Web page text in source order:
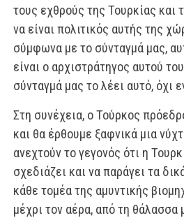
τους εχθρούς της Τουρκίας και
να είναι πολιτικός αυτής της
σύμφωνα με το σύνταγμά μας,
είναι ο αρχιστράτηγος αυτού
σύνταγμά μας το λέει αυτό, όχι
Στη συνέχεια, ο Τούρκος
και θα έρθουμε ξαφνικά μια
ανεχτούν το γεγονός ότι η
σχεδιάζει και να παράγει τα
κάθε τομέα της αμυντικής
μέχρι τον αέρα, από τη θάλασσα